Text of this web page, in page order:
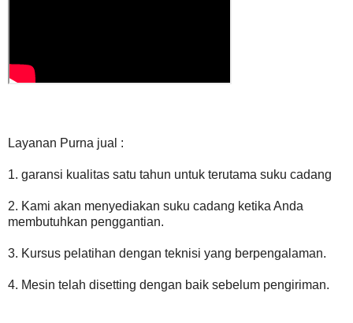
Layanan Purna jual :
1. garansi kualitas satu tahun untuk terutama suku cadang
2. Kami akan menyediakan suku cadang ketika Anda
membutuhkan penggantian.
3. Kursus pelatihan dengan teknisi yang berpengalaman.
4. Mesin telah disetting dengan baik sebelum pengiriman.